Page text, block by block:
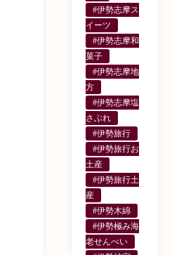
#伊勢志摩ス
イーツ
#伊勢志摩和
菓子
#伊勢志摩地
方
#伊勢志摩塩
さぶれ
#伊勢旅行
#伊勢旅行お
土産
#伊勢旅行土
産
#伊勢木綿
#伊勢極み海
老せんべい